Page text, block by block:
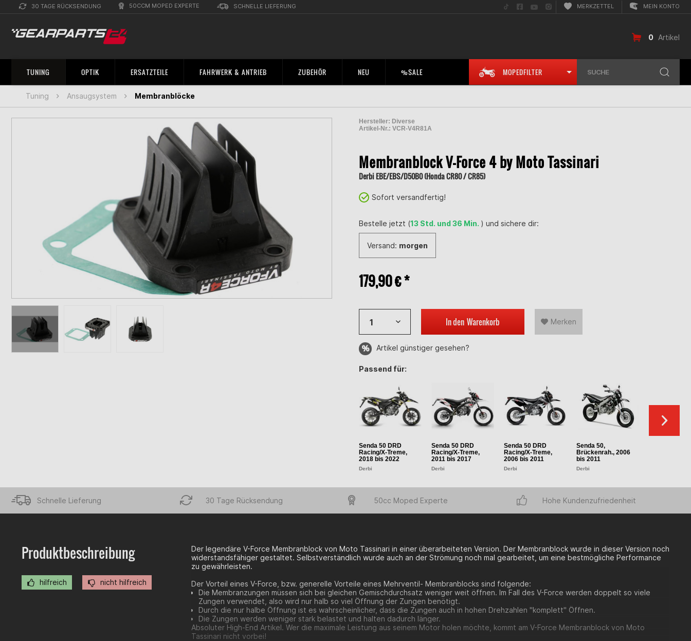
30 TAGE RÜCKSENDUNG 50CCM MOPED EXPERTE SCHNELLE LIEFERUNG
Folge
uns
Folge
uns
Folge
uns
Folge
uns
MERKZETTEL MEIN KONTO
0 Artikel
TUNING OPTIK ERSATZTEILE FAHRWERK & ANTRIEB ZUBEHÖR NEU %SALE MOPEDFILTER SUCHE
Tuning Ansaugsystem Membranblöcke
Hersteller: Diverse
Artikel-Nr.: VCR-V4R81A
Membranblock V-Force 4 by Moto Tassinari
Derbi EBE/EBS/D50B0 (Honda CR80 / CR85)
Sofort versandfertig!
Bestelle jetzt (13 Std. und 36 Min. ) und sichere dir:
Versand: morgen
179,90 € *
In den Warenkorb Merken
Artikel günstiger gesehen?
Passend für:
Senda 50 DRD
Racing/X-Treme,
2018 bis 2022
Derbi
Senda 50 DRD
Racing/X-Treme,
2011 bis 2017
Derbi
Senda 50 DRD
Racing/X-Treme,
2006 bis 2011
Derbi
Senda 50,
Brückenrah., 2006
bis 2011
Derbi
Schnelle Lieferung 30 Tage Rücksendung 50cc Moped Experte Hohe Kundenzufriedenheit
Produktbeschreibung
hilfreich nicht hilfreich
Der legendäre V-Force Membranblock von Moto Tassinari in einer überarbeiteten Version. Der Membranblock wurde in dieser Version noch
widerstandsfähiger gestaltet. Selbstverständlich wurde auch an der Strömung noch mal gearbeitet, um eine bestmögliche Performance
zu gewährleisten.
Der Vorteil eines V-Force, bzw. generelle Vorteile eines Mehrventil- Membranblocks sind folgende:
Die Membranzungen müssen sich bei gleichen Gemischdurchsatz weniger weit öffnen. Im Fall des V-Force werden doppelt so viele
Zungen verwendet, also wird nur halb so viel Öffnung der Zungen benötigt.
Durch die nur halbe Öffnung ist es wahrscheinlicher, dass die Zungen auch in hohen Drehzahlen "komplett" Öffnen.
Die Zungen werden weniger stark belastet und halten dadurch länger.
Absoluter High-End Artikel. Wer die maximale Leistung aus seinem Motor holen möchte, kommt am V-Force Membranblock von Moto
Tassinari nicht vorbei!